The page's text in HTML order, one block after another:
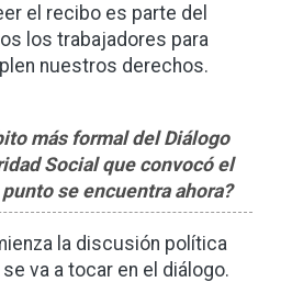
el recibo es parte del
los trabajadores para
nuestros derechos.
más formal del Diálogo
Social que convocó el
se encuentra ahora?
la discusión política
va a tocar en el diálogo.